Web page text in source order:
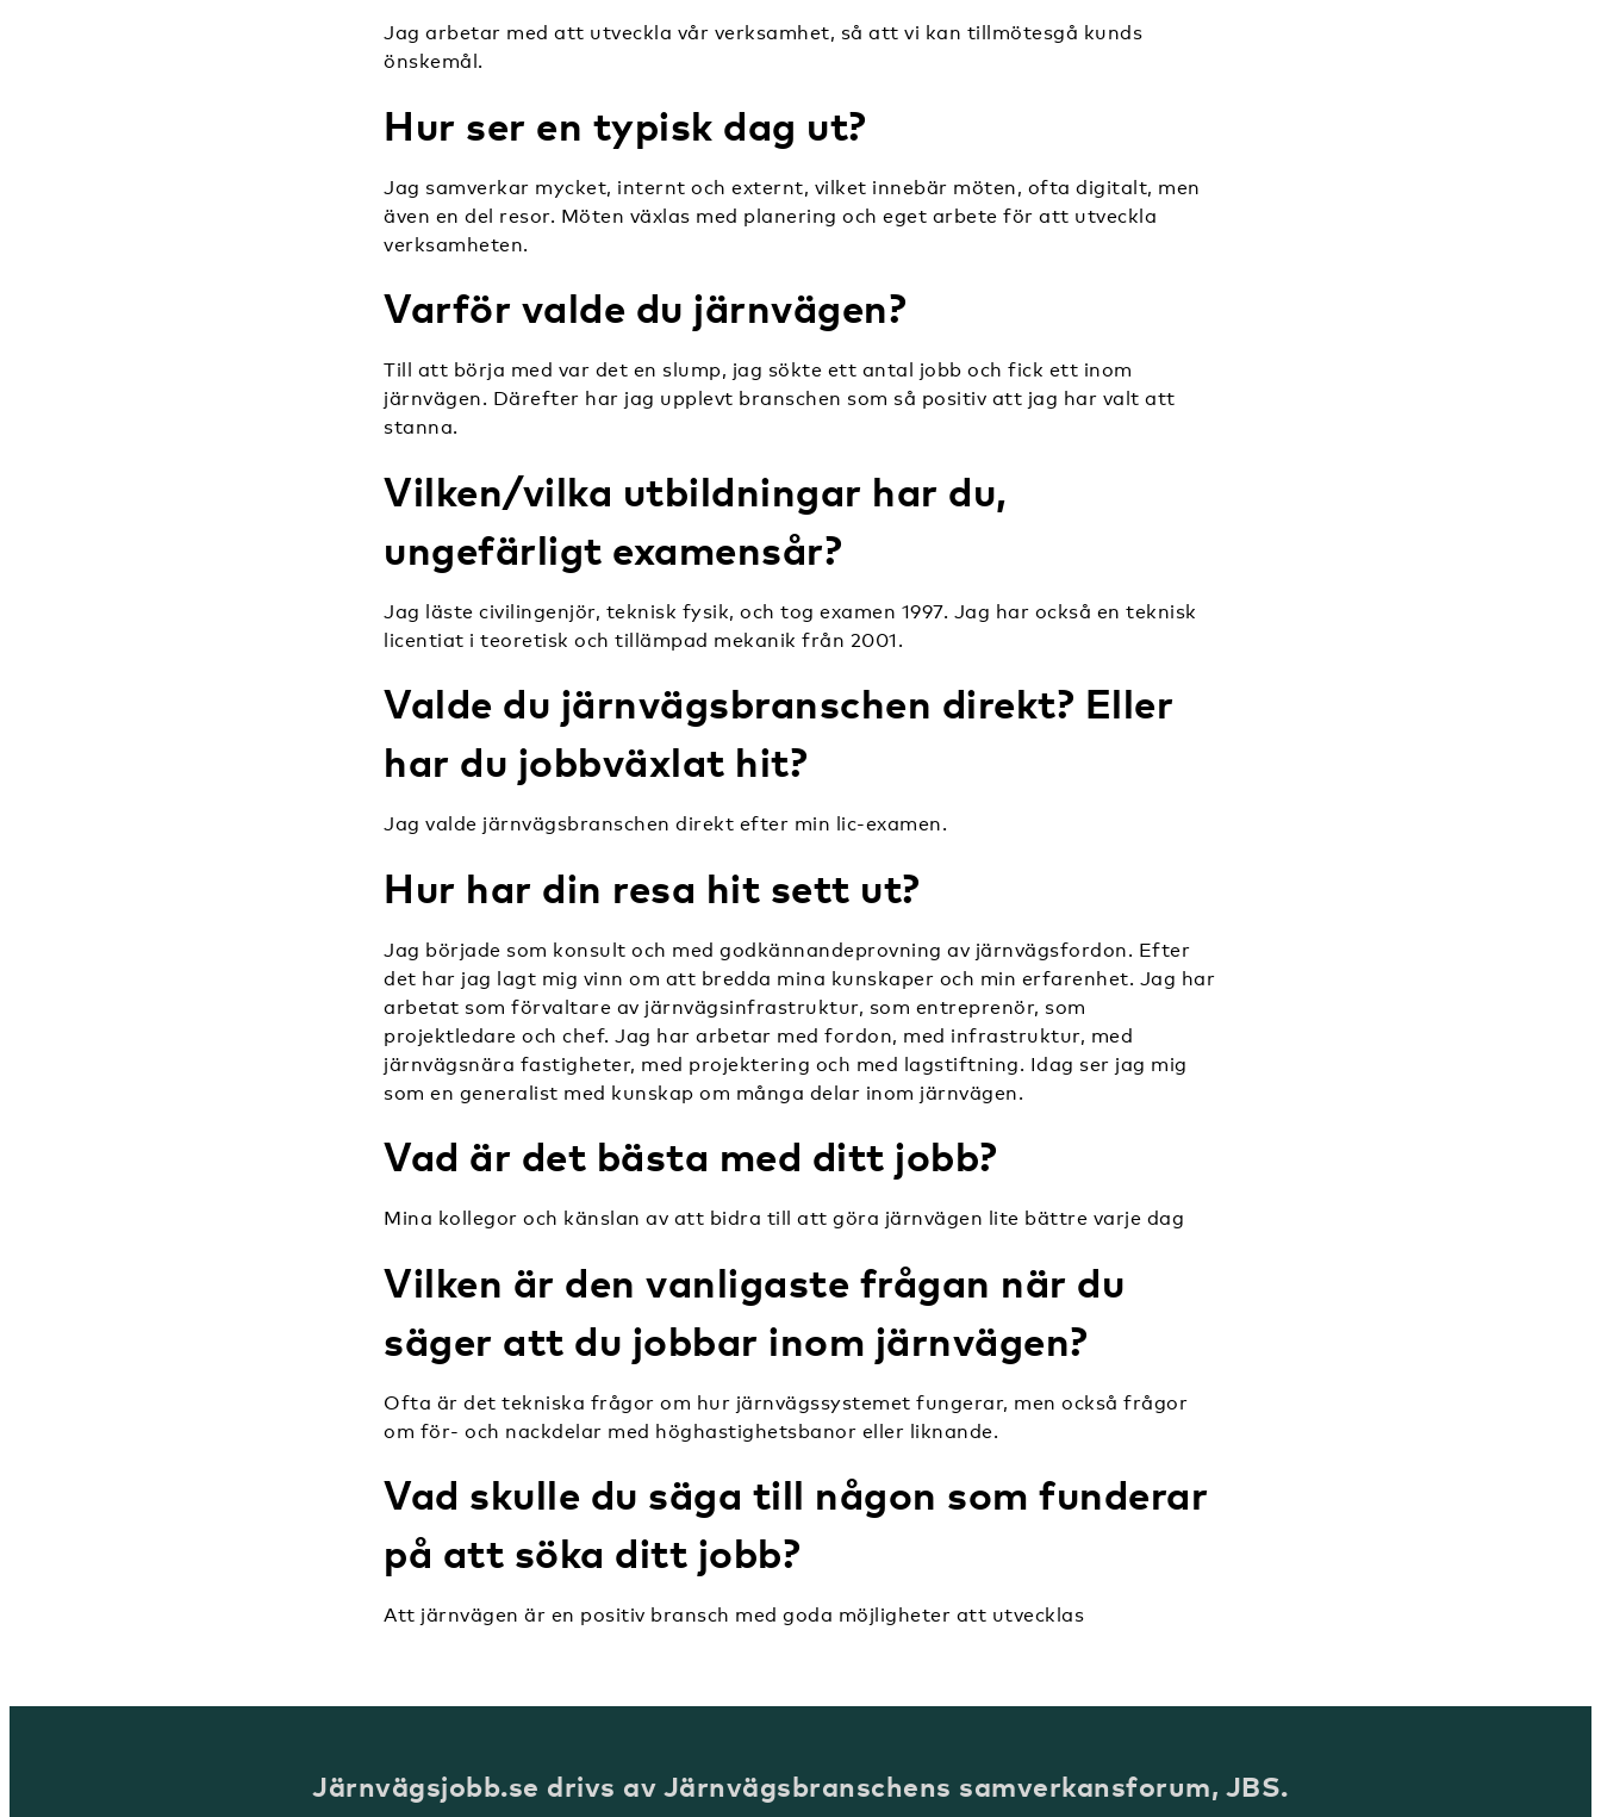
Jag arbetar med att utveckla vår verksamhet, så att vi kan tillmötesgå kunds
önskemål.
Hur ser en typisk dag ut?
Jag samverkar mycket, internt och externt, vilket innebär möten, ofta digitalt, men
även en del resor. Möten växlas med planering och eget arbete för att utveckla
verksamheten.
Varför valde du järnvägen?
Till att börja med var det en slump, jag sökte ett antal jobb och fick ett inom
järnvägen. Därefter har jag upplevt branschen som så positiv att jag har valt att
stanna.
Vilken/vilka utbildningar har du,
ungefärligt examensår?
Jag läste civilingenjör, teknisk fysik, och tog examen 1997. Jag har också en teknisk
licentiat i teoretisk och tillämpad mekanik från 2001.
Valde du järnvägsbranschen direkt? Eller
har du jobbväxlat hit?
Jag valde järnvägsbranschen direkt efter min lic-examen.
Hur har din resa hit sett ut?
Jag började som konsult och med godkännandeprovning av järnvägsfordon. Efter
det har jag lagt mig vinn om att bredda mina kunskaper och min erfarenhet. Jag har
arbetat som förvaltare av järnvägsinfrastruktur, som entreprenör, som
projektledare och chef. Jag har arbetar med fordon, med infrastruktur, med
järnvägsnära fastigheter, med projektering och med lagstiftning. Idag ser jag mig
som en generalist med kunskap om många delar inom järnvägen.
Vad är det bästa med ditt jobb?
Mina kollegor och känslan av att bidra till att göra järnvägen lite bättre varje dag
Vilken är den vanligaste frågan när du
säger att du jobbar inom järnvägen?
Ofta är det tekniska frågor om hur järnvägssystemet fungerar, men också frågor
om för- och nackdelar med höghastighetsbanor eller liknande.
Vad skulle du säga till någon som funderar
på att söka ditt jobb?
Att järnvägen är en positiv bransch med goda möjligheter att utvecklas
Järnvägsjobb.se drivs av Järnvägsbranschens samverkansforum, JBS.